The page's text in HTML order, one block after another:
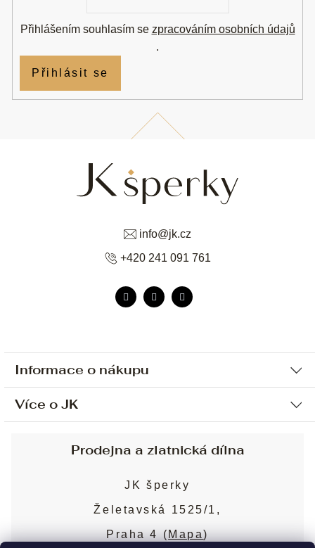
Informace o nákupu
Ochrana osobních údajů
Sjednání osobní schůzky
Obchodní podmínky
Puncovní značky
Více o JK
Blog
info@jk.cz
+420 241 091 761
Přihlášením souhlasím se zpracováním osobních údajů
.
Přihlásit se
Prodejna a zlatnická dílna
JK šperky
Želetavská 1525/1,
Praha 4 ( Mapa)